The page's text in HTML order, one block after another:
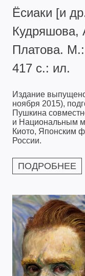
Ёсиаки [и
Кудряшова,
Платова.
417 с.: ил.
Издание
ноября 2015),
Пушкина
и Национальным
Киото, Японским
России.
ПОДРОБНЕЕ